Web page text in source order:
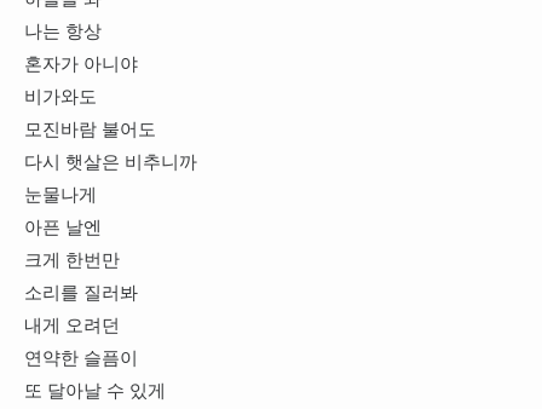
나는 항상
혼자가 아니야
비가와도
모진바람 불어도
다시 햇살은 비추니까
눈물나게
아픈 날엔
크게 한번만
소리를 질러봐
내게 오려던
연약한 슬픔이
또 달아날 수 있게